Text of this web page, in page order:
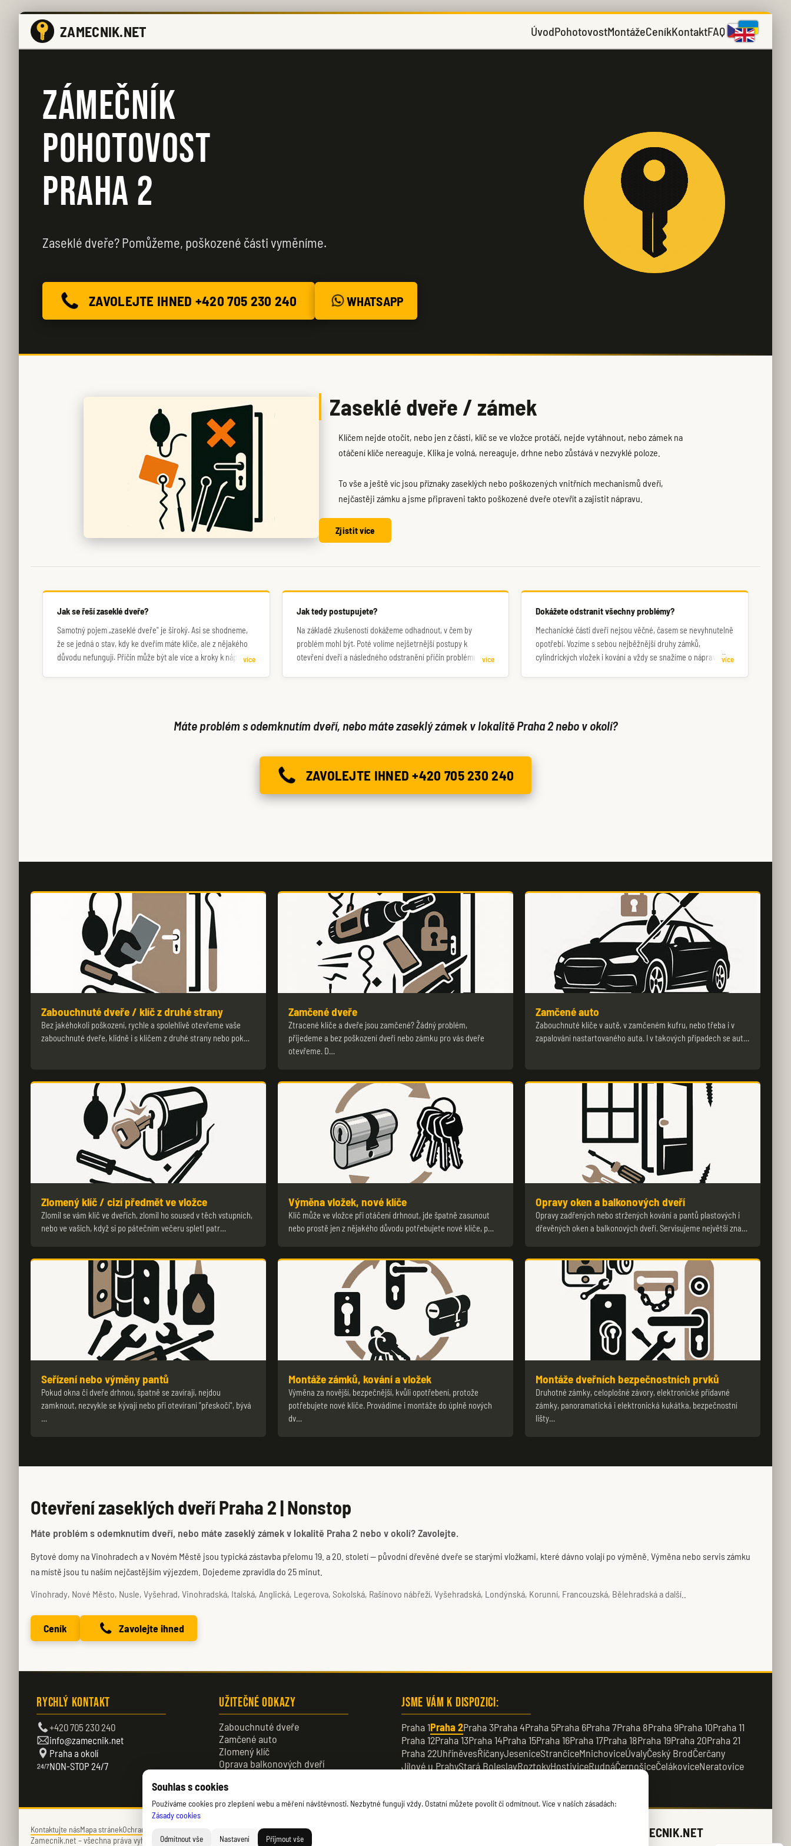
ZAMECNIK.NET ÚvodPohotovostMontážeCeníkKontaktFAQ
ZÁMEČNÍK
POHOTOVOST
PRAHA 2
Zaseklé dveře? Pomůžeme, poškozené části vyměníme.
ZAVOLEJTE IHNED +420 705 230 240 WHATSAPP
Zaseklé dveře / zámek
Klíčem nejde otočit, nebo jen z části, klíč se ve vložce protáčí, nejde vytáhnout, nebo zámek na
otáčení klíče nereaguje. Klika je volná, nereaguje, drhne nebo zůstává v nezvyklé poloze.
To vše a ještě víc jsou příznaky zaseklých nebo poškozených vnitřních mechanismů dveří,
nejčastěji zámku a jsme připraveni takto poškozené dveře otevřít a zajistit nápravu.
Zjistit více
Jak se řeší zaseklé dveře?
Samotný pojem „zaseklé dveře" je široký. Asi se shodneme,
že se jedná o stav, kdy ke dveřím máte klíče, ale z nějakého
důvodu nefungují. Příčin může být ale více a kroky k nápravě
více
Jak tedy postupujete?
Na základě zkušeností dokážeme odhadnout, v čem by
problém mohl být. Poté volíme nejšetrnější postupy k
otevření dveří a následného odstranění příčin problému.
více
Dokážete odstranit všechny problémy?
Mechanické části dveří nejsou věčné, časem se nevyhnutelně
opotřebí. Vozíme s sebou nejběžnější druhy zámků,
cylindrických vložek i kování a vždy se snažíme o nápravu již
více
Máte problém s odemknutím dveří, nebo máte zaseklý zámek v lokalitě Praha 2 nebo v okolí?
ZAVOLEJTE IHNED +420 705 230 240
Zabouchnuté dveře / klíč z druhé strany
Bez jakéhokoli poškození, rychle a spolehlivě otevřeme vaše
zabouchnuté dveře, klidně i s klíčem z druhé strany nebo pok…
Zamčené dveře
Ztracené klíče a dveře jsou zamčené? Žádný problém,
přijedeme a bez poškození dveří nebo zámku pro vás dveře
otevřeme. D…
Zamčené auto
Zabouchnuté klíče v autě, v zamčeném kufru, nebo třeba i v
zapalování nastartovaného auta. I v takových případech se aut…
Zlomený klíč / cizí předmět ve vložce
Zlomil se vám klíč ve dveřích, zlomil ho soused v těch vstupních,
nebo ve vašich, když si po pátečním večeru spletl patr…
Výměna vložek, nové klíče
Klíč může ve vložce při otáčení drhnout, jde špatně zasunout
nebo prostě jen z nějakého důvodu potřebujete nové klíče, p…
Opravy oken a balkonových dveří
Opravy zadřených nebo stržených kování a pantů plastových i
dřevěných oken a balkonových dveří. Servisujeme největší zna…
Seřízení nebo výměny pantů
Pokud okna či dveře drhnou, špatně se zavírají, nejdou
zamknout, nezvykle se kývají nebo při otevíraní "přeskočí", bývá
…
Montáže zámků, kování a vložek
Výměna za novější, bezpečnější, kvůli opotřebení, protože
potřebujete nové klíče. Provádíme i montáže do úplně nových
dv…
Montáže dveřních bezpečnostních prvků
Druhotné zámky, celoplošné závory, elektronické přídavné
zámky, panoramatická i elektronická kukátka, bezpečnostní
lišty…
Otevření zaseklých dveří Praha 2 | Nonstop
Máte problém s odemknutím dveří, nebo máte zaseklý zámek v lokalitě Praha 2 nebo v okolí? Zavolejte.
Bytové domy na Vinohradech a v Novém Městě jsou typická zástavba přelomu 19. a 20. století — původní dřevěné dveře se starými vložkami, které dávno volají po výměně. Výměna nebo servis zámku
na místě jsou tu naším nejčastějším výjezdem. Dojedeme zpravidla do 25 minut.
Vinohrady, Nové Město, Nusle, Vyšehrad, Vinohradská, Italská, Anglická, Legerova, Sokolská, Rašínovo nábřeží, Vyšehradská, Londýnská, Korunní, Francouzská, Bělehradská a další..
Ceník Zavolejte ihned
Rychlý kontakt
+420 705 230 240
info@zamecnik.net
Praha a okolí
NON-STOP 24/7
Užitečné odkazy
Zabouchnuté dveře
Zamčené auto
Zlomený klíč
Oprava balkonových dveří
Jsme vám k dispozici:
Praha 1Praha 2Praha 3Praha 4Praha 5Praha 6Praha 7Praha 8Praha 9Praha 10Praha 11
Praha 12Praha 13Praha 14Praha 15Praha 16Praha 17Praha 18Praha 19Praha 20Praha 21
Praha 22UhříněvesŘíčanyJeseniceStrančiceMnichoviceÚvalyČeský BrodČerčany
Jílové u PrahyStará BoleslavRoztokyHostiviceRudnáČernošiceČelákoviceNeratovice
Kontaktujte násMapa stránekOchrana soukromí
Zamecnik.net –všechna práva vyhrazena – © 2026 – Daniel Němec.
ZAMECNIK.NET
Souhlas s cookies
Používáme cookies pro zlepšení webu a měření návštěvnosti. Nezbytné fungují vždy. Ostatní můžete povolit či odmítnout. Více v našich zásadách:
Zásady cookies
Odmítnout vše Nastavení Přijmout vše